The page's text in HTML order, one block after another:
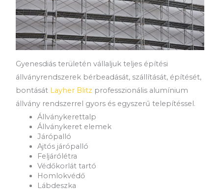
Gyenesdiás területén vállaljuk teljes építési
állványrendszerek bérbeadását, szállítását, építését,
bontását Layher Blitz professzionális alumínium
állvány rendszerrel gyors és egyszerű telepítéssel.
Állványkerettalp
Állványkeret elemek
Járópalló
Ajtós járópalló
Feljárólétra
Védőkorlát tartó
Homlokvédő
Lábdeszka